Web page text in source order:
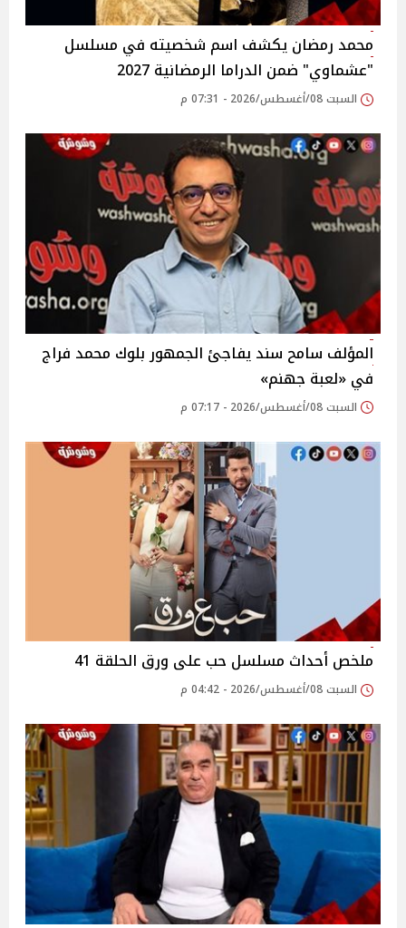
محمد رمضان يكشف اسم شخصيته في مسلسل
"عشماوي" ضمن الدراما الرمضانية 2027
السبت 08/أغسطس/2026 - 07:31 م
المؤلف سامح سند يفاجئ الجمهور بلوك محمد فراج
في «لعبة جهنم»
السبت 08/أغسطس/2026 - 07:17 م
ملخص أحداث مسلسل حب على ورق الحلقة 41
السبت 08/أغسطس/2026 - 04:42 م